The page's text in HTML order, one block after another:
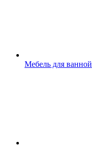
Мебель для ванной